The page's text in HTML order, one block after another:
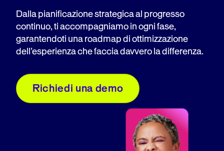
Dalla pianificazione strategica al progresso
continuo, ti accompagniamo in ogni fase,
garantendoti una roadmap di ottimizzazione
dell’esperienza che faccia davvero la differenza.
Richiedi una demo